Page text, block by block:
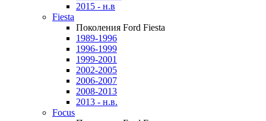
2015 - н.в
Fiesta
Поколения Ford Fiesta
1989-1996
1996-1999
1999-2001
2002-2005
2006-2007
2008-2013
2013 - н.в.
Focus